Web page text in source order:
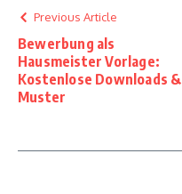
Previous Article
Bewerbung als
Hausmeister Vorlage:
Kostenlose Downloads &
Muster